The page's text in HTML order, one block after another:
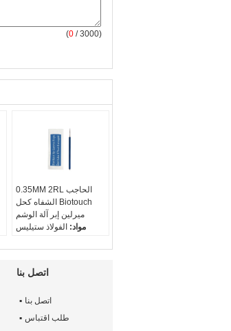
(0 / 3000)
0.35MM 2RL الحاجب
الشفاه كحل Biotouch
ميرلين إبر آلة الوشم
مواد: الفولاذ ستيليس
الاستخدام:آلة Biotouch
حجم الإبرة:2 ريال
اتصل بنا
اتصل بنا
طلب اقتباس